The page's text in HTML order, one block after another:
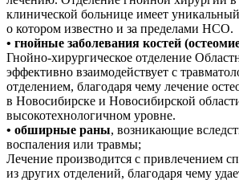
клинической больнице имеет
о котором известно и за пределами НСО.
• гнойные заболевания костей
Гнойно-хирургическое отделение
эффективно взаимодействует с
отделением, благодаря чему лечение
в Новосибирске и Новосибирской
высокотехнологичном уровне.
• обширные раны, возникающие
воспаления или травмы;
Лечение производится с привлечением
из других отделений, благодаря чему